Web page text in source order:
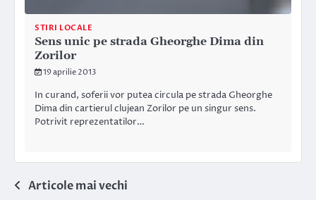
STIRI LOCALE
Sens unic pe strada Gheorghe Dima din
Zorilor
19 aprilie 2013
In curand, soferii vor putea circula pe strada Gheorghe
Dima din cartierul clujean Zorilor pe un singur sens.
Potrivit reprezentatilor…
Navigare
Articole mai vechi